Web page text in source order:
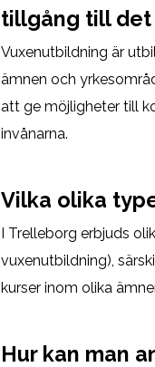
tillgång till det
Vuxenutbildning är
ämnen och
att ge möjligheter till
invånarna.
Vilka olika
I Trelleborg erbjuds
vuxenutbildning),
kurser inom olika
Hur kan man